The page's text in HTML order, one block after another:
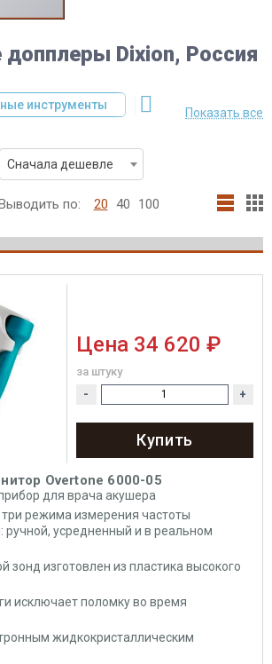
Dixion, Россия
инструменты системы УЗ
Показать все
Сначала дешевле
по: 20 40 100
Overtone 6000-05
для врача акушера
режима измерения частоты
ручной, усредненный и в реальном
зонд изготовлен из пластика высокого
исключает поломку во время
жидкокристаллическим
Цена 34 620 ₽
за штуку
- +
Купить